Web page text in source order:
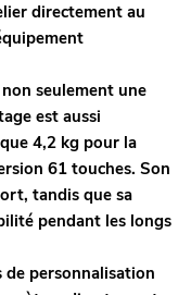
directement au
seulement une
est aussi
4,2 kg pour la
61 touches. Son
tandis que sa
pendant les longs
de personnalisation